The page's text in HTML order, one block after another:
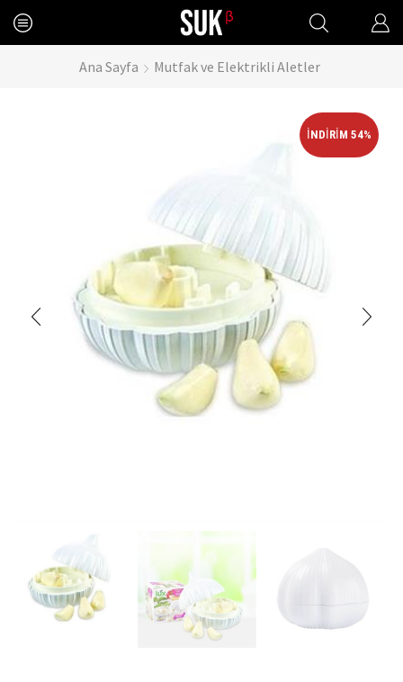
Ana Sayfa Mutfak ve Elektrikli Aletler
İNDIRIM 54%